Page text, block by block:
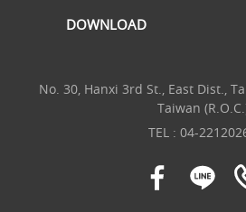
DOWNLOAD
No. 30, Hanxi 3rd St., East Dist.,
Taiwan
TEL : 04-